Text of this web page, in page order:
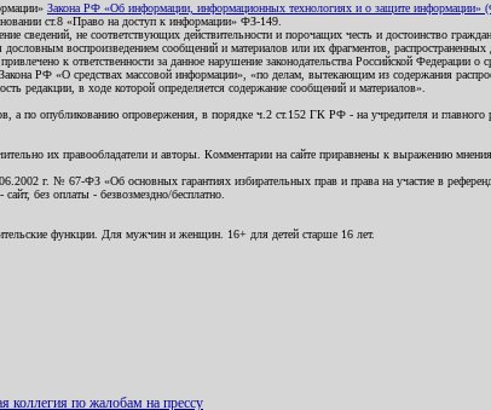
Закона РФ «Об информации, информационных технологиях и о защите информации»
ст.8 «Право на доступ к информации» ФЗ-149.
сведений, не соответствующих действительности и порочащих честь и достоинство
воспроизведением сообщений и материалов или их фрагментов,
к ответственности за данное нарушение законодательства Российской Федерации о
РФ «О средствах массовой информации», «по делам, вытекающим из содержания
редакции, в ходе которой определяется содержание сообщений и материалов».
опубликованию опровержения, в порядке ч.2 ст.152 ГК РФ - на учредителя и главного
их правообладатели и авторы. Комментарии на сайте приравнены к выражению
г. № 67-ФЗ «Об основных гарантиях избирательных прав и права на участие в
без оплаты - безвозмездно/бесплатно.
функции. Для мужчин и женщин. 16+ для детей старше 16 лет.